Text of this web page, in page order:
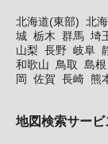
北海道(東部) 北
城 栃木 群馬 埼
山梨 長野 岐阜
和歌山 鳥取 島根
岡
佐賀 長崎 熊
地図検索サービ